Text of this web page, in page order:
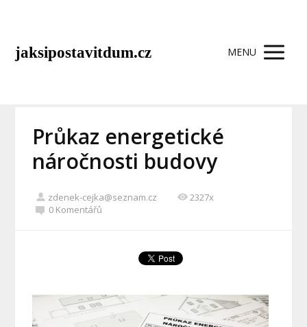
jaksipostavitdum.cz MENU
Průkaz energetické
náročnosti budovy
zdenek-cejka@seznam.cz
2327x
0 Komentářů